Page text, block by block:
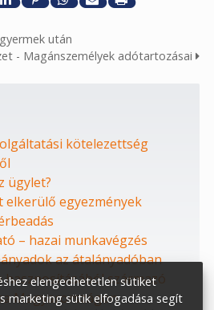
után
- Magánszemélyek adótartozásai
kötelezettség
ügylet?
elkerülő egyezmények
– hazai munkavégzés
az átalányadóban
származó
Magyarországon
elengedhetetlen sütiket
marketing sütik elfogadása segít